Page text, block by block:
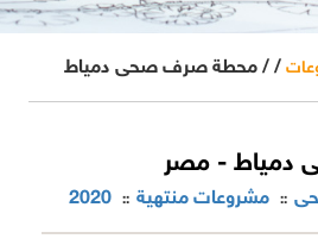
/ / محطة صرف صحى دمياط
- مصر
2020:: مشروعات منتهية::